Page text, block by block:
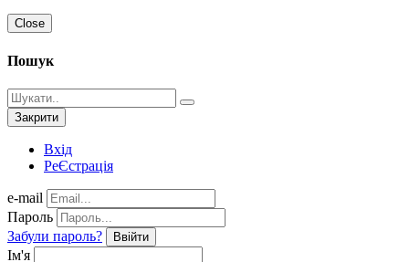
Close
Пошук
Закрити
Вхід
РеЄстрація
e-mail
Пароль
Забули пароль?
Ввійти
Ім'я